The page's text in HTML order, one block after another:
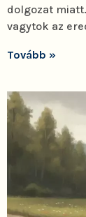
dolgozat
vagytok az
Tovább »